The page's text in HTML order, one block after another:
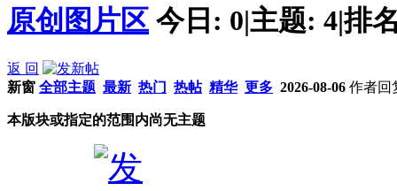
原创图片区 今日: 0|主题: 4|排
返 回
新窗 全部主题 最新 热门 热帖 精华 更多 2026-08-06 作者回
本版块或指定的范围内尚无主题